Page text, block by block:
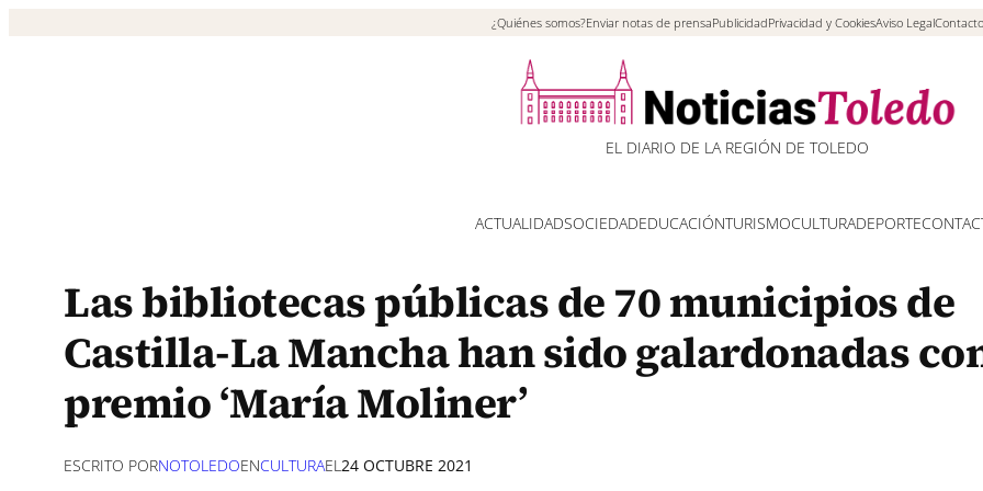
¿Quiénes somos?Enviar notas de prensaPublicidadPrivacidad y CookiesAviso LegalContacto
EL DIARIO DE LA REGIÓN DE TOLEDO
ACTUALIDADSOCIEDADEDUCACIÓNTURISMOCULTURADEPORTE
Las bibliotecas públicas de 70 municipios de
Castilla-La Mancha han sido galardonadas
premio ‘María Moliner’
ESCRITO PORNOTOLEDOENCULTURAEL24 OCTUBRE 2021